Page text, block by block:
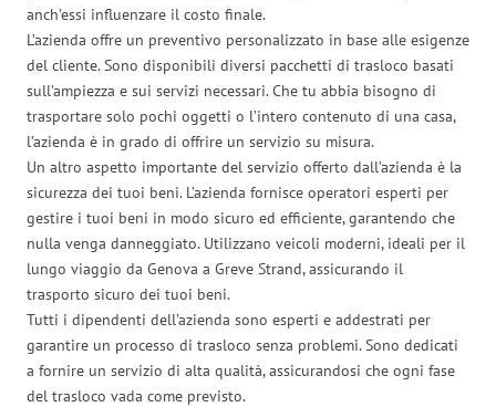
anch’essi influenzare il costo finale.
L’azienda offre un preventivo personalizzato in base alle esigenze
del cliente. Sono disponibili diversi pacchetti di trasloco basati
sull’ampiezza e sui servizi necessari. Che tu abbia bisogno di
trasportare solo pochi oggetti o l’intero contenuto di una casa,
l’azienda è in grado di offrire un servizio su misura.
Un altro aspetto importante del servizio offerto dall’azienda è la
sicurezza dei tuoi beni. L’azienda fornisce operatori esperti per
gestire i tuoi beni in modo sicuro ed efficiente, garantendo che
nulla venga danneggiato. Utilizzano veicoli moderni, ideali per il
lungo viaggio da Genova a Greve Strand, assicurando il
trasporto sicuro dei tuoi beni.
Tutti i dipendenti dell’azienda sono esperti e addestrati per
garantire un processo di trasloco senza problemi. Sono dedicati
a fornire un servizio di alta qualità, assicurandosi che ogni fase
del trasloco vada come previsto.